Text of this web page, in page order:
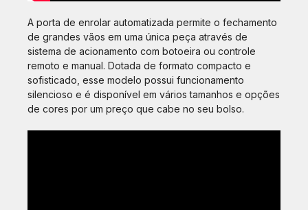
A porta de enrolar automatizada permite o fechamento
de grandes vãos em uma única peça através de
sistema de acionamento com botoeira ou controle
remoto e manual. Dotada de formato compacto e
sofisticado, esse modelo possui funcionamento
silencioso e é disponível em vários tamanhos e opções
de cores por um preço que cabe no seu bolso.